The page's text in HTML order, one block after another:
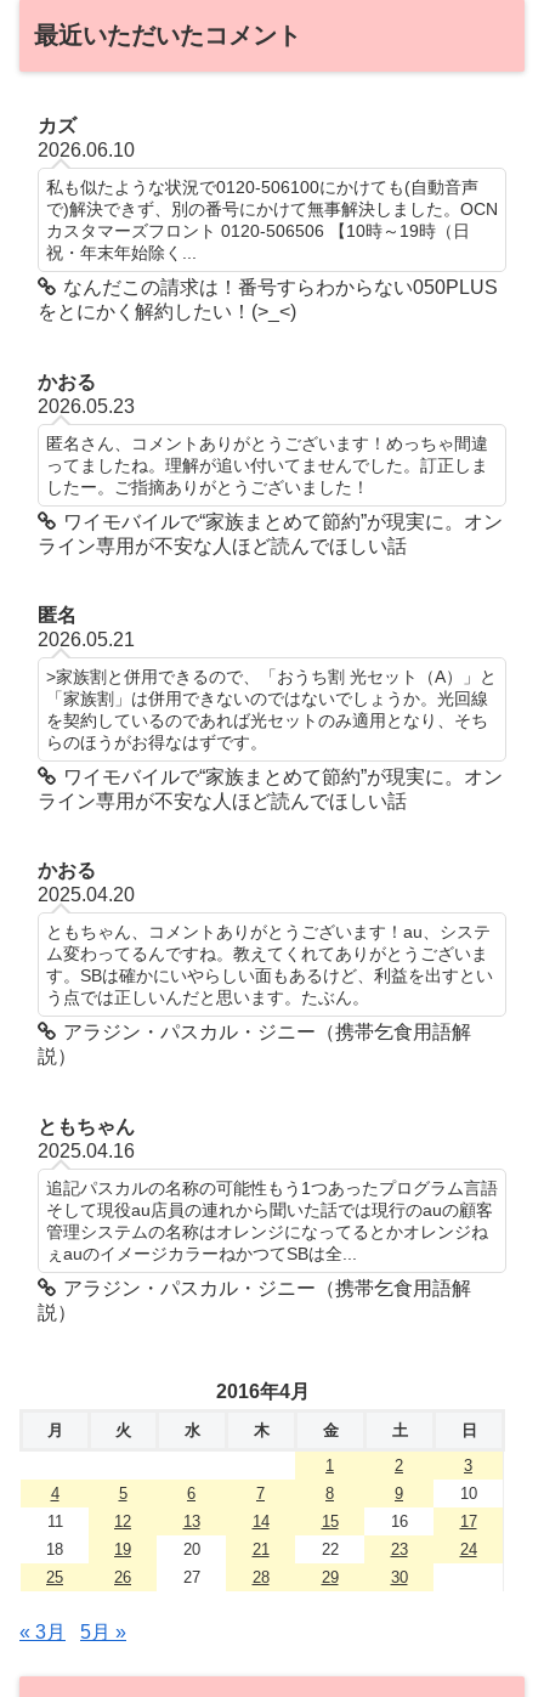
最近いただいたコメント
カズ
2026.06.10
私も似たような状況で0120-506100にかけても(自動音声
で)解決できず、別の番号にかけて無事解決しました。OCN
カスタマーズフロント 0120-506506 【10時～19時（日
祝・年末年始除く...
なんだこの請求は！番号すらわからない050PLUS
をとにかく解約したい！(>_<)
かおる
2026.05.23
匿名さん、コメントありがとうございます！めっちゃ間違
ってましたね。理解が追い付いてませんでした。訂正しま
したー。ご指摘ありがとうございました！
ワイモバイルで“家族まとめて節約”が現実に。オン
ライン専用が不安な人ほど読んでほしい話
匿名
2026.05.21
>家族割と併用できるので、「おうち割 光セット（A）」と
「家族割」は併用できないのではないでしょうか。光回線
を契約しているのであれば光セットのみ適用となり、そち
らのほうがお得なはずです。
ワイモバイルで“家族まとめて節約”が現実に。オン
ライン専用が不安な人ほど読んでほしい話
かおる
2025.04.20
ともちゃん、コメントありがとうございます！au、システ
ム変わってるんですね。教えてくれてありがとうございま
す。SBは確かにいやらしい面もあるけど、利益を出すとい
う点では正しいんだと思います。たぶん。
アラジン・パスカル・ジニー（携帯乞食用語解
説）
ともちゃん
2025.04.16
追記パスカルの名称の可能性もう1つあったプログラム言語
そして現役au店員の連れから聞いた話では現行のauの顧客
管理システムの名称はオレンジになってるとかオレンジね
ぇauのイメージカラーねかつてSBは全...
アラジン・パスカル・ジニー（携帯乞食用語解
説）
2016年4月
月 火 水 木 金 土
日
1
2
3
4
5 6 7 8 9
10
11
12 13 14 15 16
17
18
19 20 21 22 23
24
25
26 27 28 29 30
« 3月 5月 »